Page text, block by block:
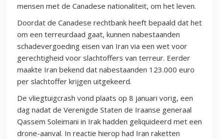
mensen met de Canadese nationaliteit, om het leven.
Doordat de Canadese rechtbank heeft bepaald dat het
om een terreurdaad gaat, kunnen nabestaanden
schadevergoeding eisen van Iran via een wet voor
gerechtigheid voor slachtoffers van terreur. Eerder
maakte Iran bekend dat nabestaanden 123.000 euro
per slachtoffer krijgen uitgekeerd.
De vliegtuigcrash vond plaats op 8 januari vorig, een
dag nadat de Verenigde Staten de Iraanse generaal
Qassem Soleimani in Irak hadden geliquideerd met een
drone-aanval. In reactie hierop had Iran raketten